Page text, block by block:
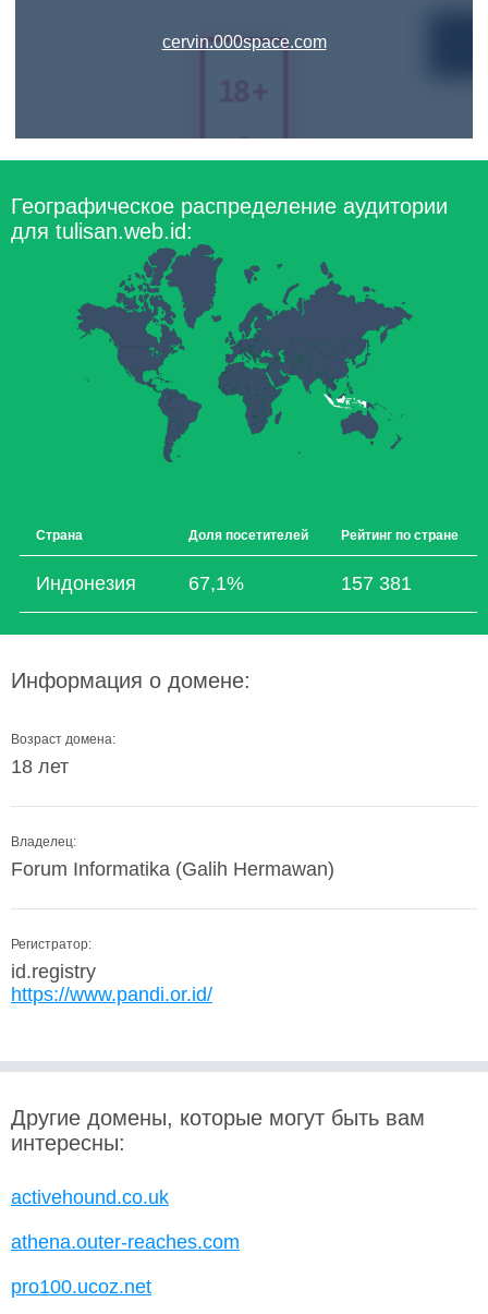
cervin.000space.com
Географическое распределение аудитории
для tulisan.web.id:
Страна Доля посетителей Рейтинг по стране
Индонезия 67,1% 157 381
Информация о домене:
Возраст домена:
18 лет
Владелец:
Forum Informatika (Galih Hermawan)
Регистратор:
id.registry
https://www.pandi.or.id/
Другие домены, которые могут быть вам
интересны:
activehound.co.uk
athena.outer-reaches.com
pro100.ucoz.net